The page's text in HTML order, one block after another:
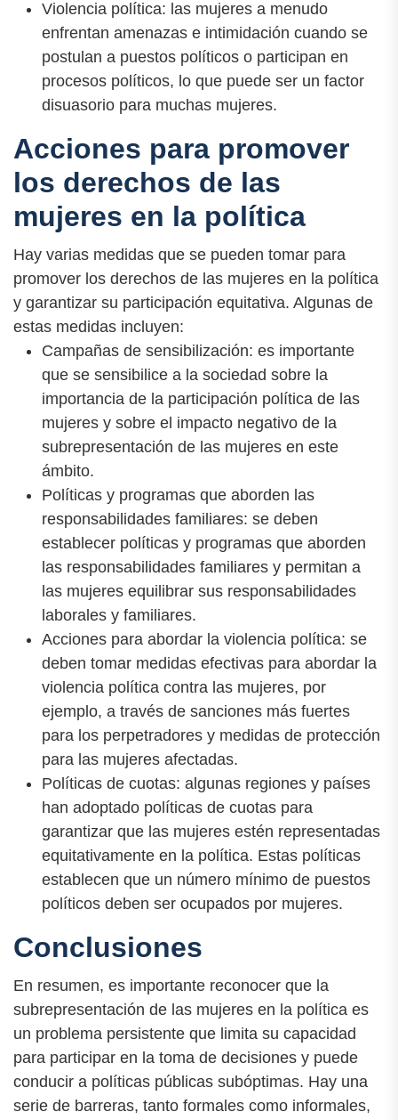
Violencia política: las mujeres a menudo
enfrentan amenazas e intimidación cuando se
postulan a puestos políticos o participan en
procesos políticos, lo que puede ser un factor
disuasorio para muchas mujeres.
Acciones para promover
los derechos de las
mujeres en la política
Hay varias medidas que se pueden tomar para
promover los derechos de las mujeres en la política
y garantizar su participación equitativa. Algunas de
estas medidas incluyen:
Campañas de sensibilización: es importante
que se sensibilice a la sociedad sobre la
importancia de la participación política de las
mujeres y sobre el impacto negativo de la
subrepresentación de las mujeres en este
ámbito.
Políticas y programas que aborden las
responsabilidades familiares: se deben
establecer políticas y programas que aborden
las responsabilidades familiares y permitan a
las mujeres equilibrar sus responsabilidades
laborales y familiares.
Acciones para abordar la violencia política: se
deben tomar medidas efectivas para abordar la
violencia política contra las mujeres, por
ejemplo, a través de sanciones más fuertes
para los perpetradores y medidas de protección
para las mujeres afectadas.
Políticas de cuotas: algunas regiones y países
han adoptado políticas de cuotas para
garantizar que las mujeres estén representadas
equitativamente en la política. Estas políticas
establecen que un número mínimo de puestos
políticos deben ser ocupados por mujeres.
Conclusiones
En resumen, es importante reconocer que la
subrepresentación de las mujeres en la política es
un problema persistente que limita su capacidad
para participar en la toma de decisiones y puede
conducir a políticas públicas subóptimas. Hay una
serie de barreras, tanto formales como informales,